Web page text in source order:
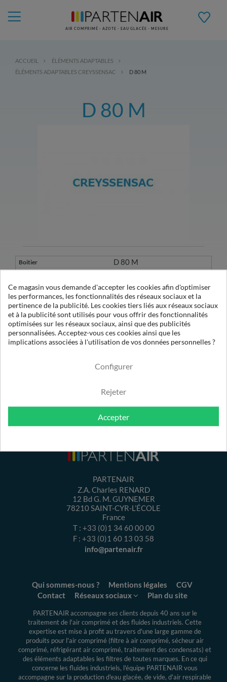
AIR COMPRIMÉ - AZOTE - EAU GLACÉE - MESURE
ACCUEIL
ÉLÉMENTS ADAPTABLES
ÉLÉMENTS ADAPTABLES CREYSSENSAC
D 80 M
D 80 M
D 80 M
6221322300
21322313
2258290004
1
OE 07050 X1
80
1µ
PARTENAIR
Z.A. Charles RENARD
12 Bd G. M. GUYNEMER
78210SAINT-CYR-L’ÉCOLE
France
T : +33 (0)1 34 60 00 00
F : +33 (0)1 60 13 03 58
info@partenair.fr
Qui sommes-nous ? Mentions légales
CGV
Contact
Réseaux sociaux Plan du site
PARTENAIR accompagne ses clients depuis 40 ans sur le
traitement de l'air comprimé et des fluides industriels. Cette
expertiseest mise à profit au travers d'une large gamme de
produits pour l'air comprimé (filtre à air comprimé, sécheur air
comprimé, réfrigérant air comprimé, traitement des condensats) et
des éléments adaptables les filtres de toutes marques. En ce qui
concerne les fluides industriels, l'équipe PARTENAIR vous
accompagne sur la production d'eau glacée, de vide, d'air respirable
Ce magasin vous demande d'accepter les cookies afin d'optimiser
les performances, les fonctionnalités des réseaux sociaux et la
pertinence de la publicité. Les cookies tiers liés aux réseaux sociaux
et à la publicité sont utilisés pour vous offrir des fonctionnalités
optimisées sur les réseaux sociaux, ainsi que des publicités
personnalisées. Acceptez-vous ces cookies ainsi que les
implications associées à l'utilisation de vos données personnelles ?
Configurer
Rejeter
Accepter